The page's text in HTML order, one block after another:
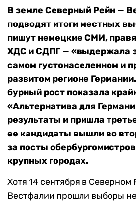
В земле Северный Рейн —
подводят итоги местных
пишут немецкие СМИ,
ХДС и СДПГ — «выдержала
самом густонаселенном и
развитом регионе
бурный рост показала
«Альтернатива для
результаты и пришла
ее кандидаты вышли во
за посты
крупных городах.
Хотя 14 сентября в Северном
Вестфалии прошли выборы